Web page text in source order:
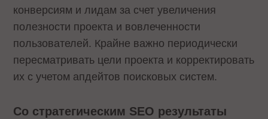
конверсиям и лидам за счет увеличения
полезности проекта и вовлеченности
пользователей. Крайне важно периодически
пересматривать цели проекта и корректировать
их с учетом апдейтов поисковых систем.
Со стратегическим SEO результаты